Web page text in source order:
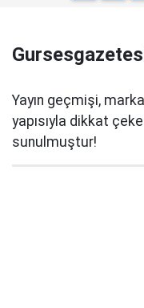
Yayın geçmişi,
yapısıyla dikkat
sunulmuştur!